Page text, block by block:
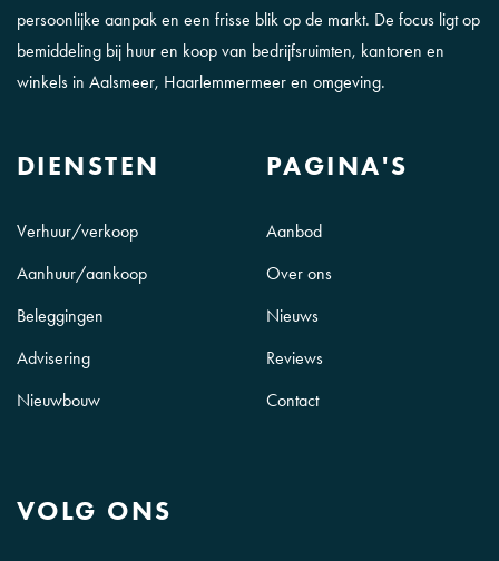
persoonlijke aanpak en een frisse blik op de markt. De focus ligt op
bemiddeling bij huur en koop van bedrijfsruimten, kantoren en
winkels in Aalsmeer, Haarlemmermeer en omgeving.
DIENSTEN
Verhuur/verkoop
Aanhuur/aankoop
Beleggingen
Advisering
Nieuwbouw
PAGINA'S
Aanbod
Over ons
Nieuws
Reviews
Contact
VOLG ONS